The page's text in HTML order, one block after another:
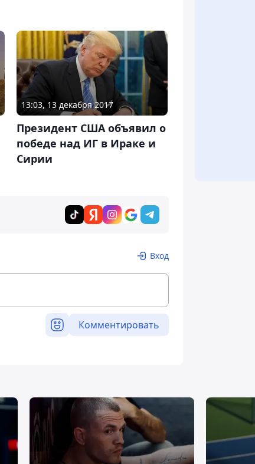
13:03, 13 декабря 2017
Президент США объявил о
победе над ИГ в Ираке и
Сирии
Вход
Комментировать